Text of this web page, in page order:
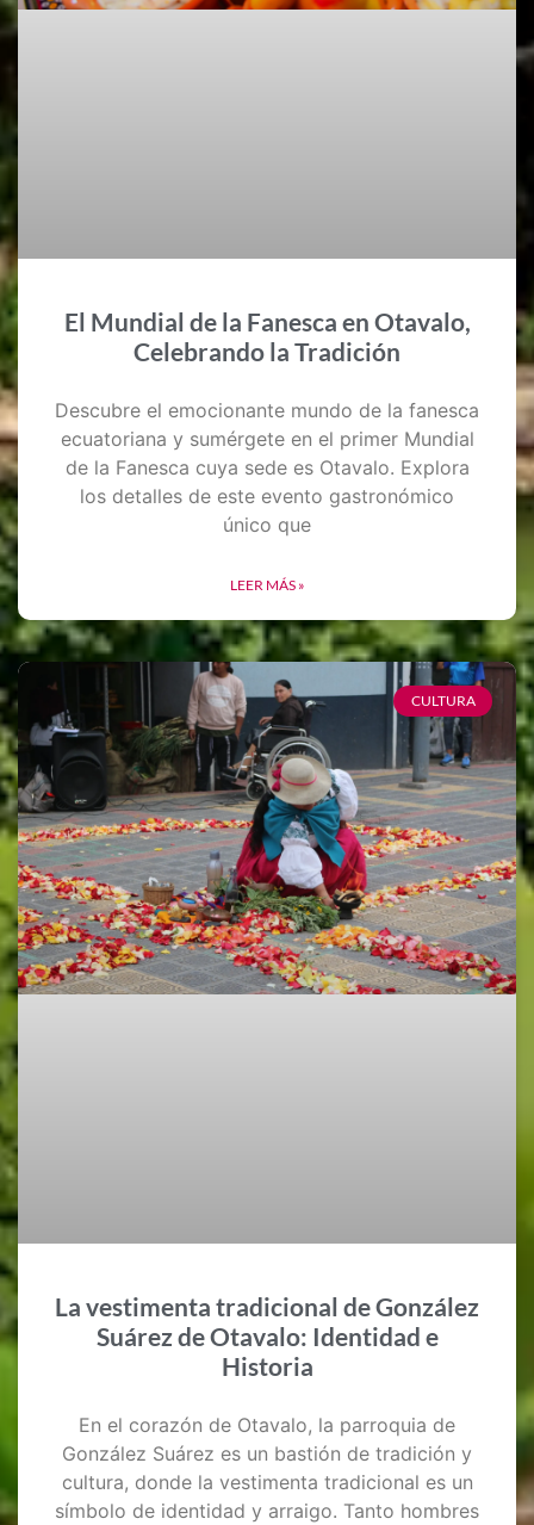
El Mundial de la Fanesca en Otavalo,
Celebrando la Tradición
Descubre el emocionante mundo de la fanesca
ecuatoriana y sumérgete en el primer Mundial
de la Fanesca cuya sede es Otavalo. Explora
los detalles de este evento gastronómico
único que
LEER MÁS »
CULTURA
La vestimenta tradicional de González
Suárez de Otavalo: Identidad e
Historia
En el corazón de Otavalo, la parroquia de
González Suárez es un bastión de tradición y
cultura, donde la vestimenta tradicional es un
símbolo de identidad y arraigo. Tanto hombres